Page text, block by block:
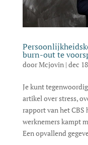
burn-out te
doorMcjovin| dec
Je kunt
artikel over stress,
rapport van het CBS
werknemers kampt
Een opvallend